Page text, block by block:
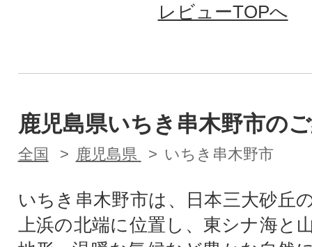
レビューTOPへ
鹿児島県いちき串木野市の
全国 鹿児島県 いちき串木野市
いちき串木野市は、日本三大砂丘
上浜の北端に位置し、東シナ海と